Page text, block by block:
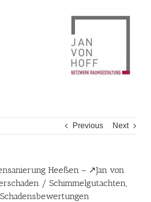
Previous Next
Heeßen – ↗️Jan von
/ Schimmelgutachten,